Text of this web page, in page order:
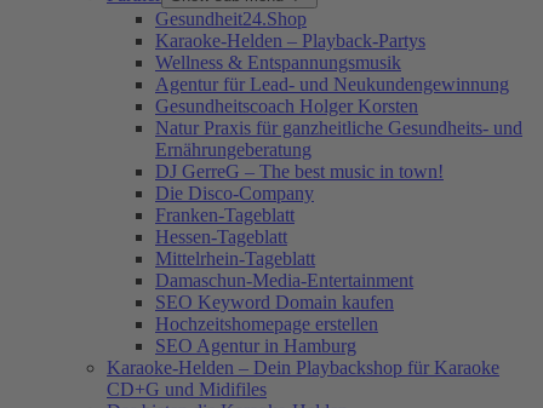
Gesundheit24.Shop
Karaoke-Helden – Playback-Partys
Wellness & Entspannungsmusik
Agentur für Lead- und Neukundengewinnung
Gesundheitscoach Holger Korsten
Natur Praxis für ganzheitliche Gesundheits- und
Ernährungeberatung
DJ GerreG – The best music in town!
Die Disco-Company
Franken-Tageblatt
Hessen-Tageblatt
Mittelrhein-Tageblatt
Damaschun-Media-Entertainment
SEO Keyword Domain kaufen
Hochzeitshomepage erstellen
SEO Agentur in Hamburg
Karaoke-Helden – Dein Playbackshop für Karaoke
CD+G und Midifiles